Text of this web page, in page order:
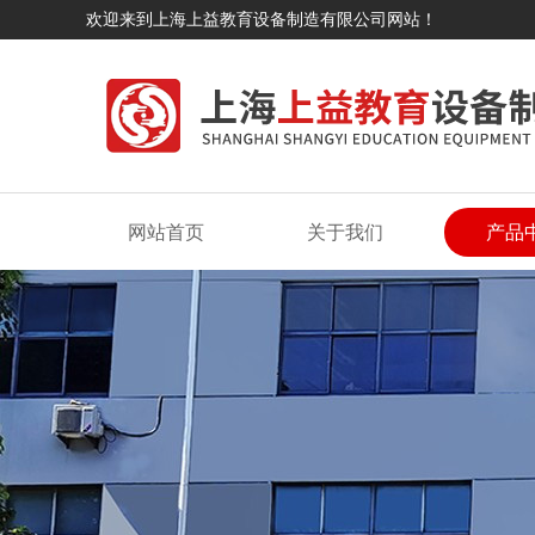
欢迎来到上海上益教育设备制造有限公司网站！
网站首页 关于我们 产品